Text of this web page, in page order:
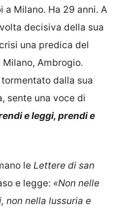
a Milano. Ha 29 anni. A
decisiva della sua
una predica del
Ambrogio.
dalla sua
sente una voce di
e leggi, prendi e
le Lettere di san
e legge: «Non nelle
non nella lussuria e